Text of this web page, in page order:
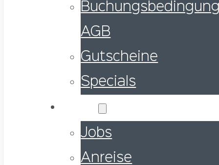
AGB
Gutscheine
Specials
Jobs
Anreise